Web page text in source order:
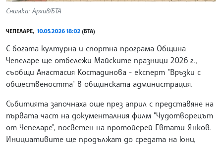
Снимка: Архив/БТА
ЧЕПЕЛАРЕ, 10.05.2026 18:02 (БТА)
С богата културна и спортна програма Община
Чепеларе ще отбележи Майските празници 2026 г.,
съобщи Анастасия Костадинова - експерт "Връзки с
обществеността" в общинската администрация.
Събитията започнаха още през април с представяне на
първата част на документалния филм "Чудотворецът
от Чепеларе", посветен на протойерей Евтати Янков.
Инициативите ще продължат до средата на юни,